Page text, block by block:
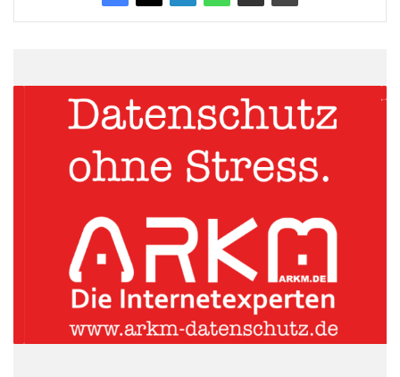
Herr Frischmuth beschäftigt sich seit fast 20 Jahren mit
prozessoptimierender Hard- und Software und war dabei
langjährig bei einer Technologie Beratung tätig, vornehmlich für
die Fertigungs- und Prozessindustrie. Er wird die Dinge auch mit
Solcon bereichern.
Quelle: Solcon Systemtechnik GmbH
ARKM.marketing